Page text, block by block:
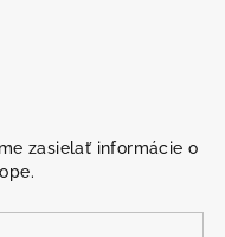
zasielať informácie o